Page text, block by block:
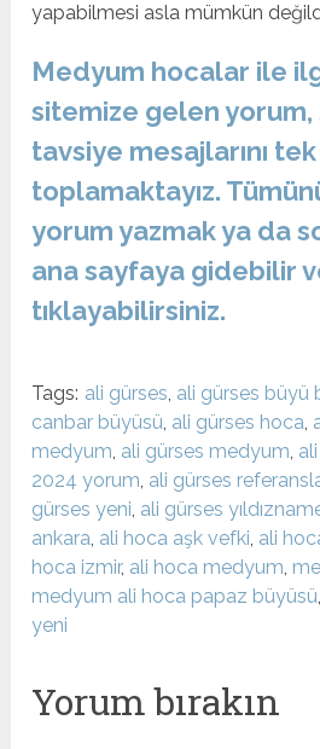
yapabilmesi asla mümkün
Medyum hocalar ile
sitemize gelen yorum,
tavsiye mesajlarını
toplamaktayız.
yorum yazmak ya da
ana sayfaya gidebilir
tıklayabilirsiniz.
Tags: ali gürses, ali gürses büyü
canbar büyüsü, ali gürses hoca,
medyum, ali gürses medyum,
2024 yorum, ali gürses
gürses yeni, ali gürses
ankara, ali hoca aşk vefki, ali
hoca izmir, ali hoca medyum,
medyum ali hoca papaz büyüsü,
yeni
Yorum bırakın